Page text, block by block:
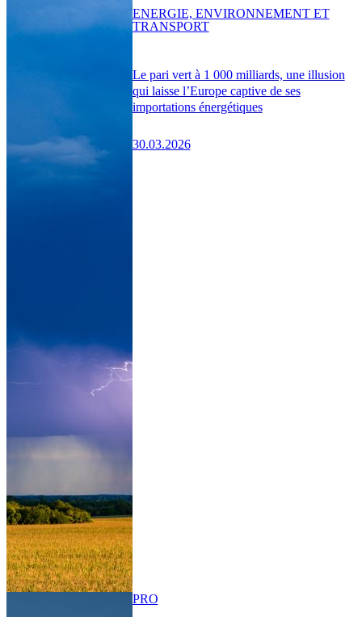
Le pari vert à 1 000 milliards, une illusion
qui laisse l’Europe captive de ses
importations énergétiques
30.03.2026
ENERGIE, ENVIRONNEMENT ET
TRANSPORT
PRO